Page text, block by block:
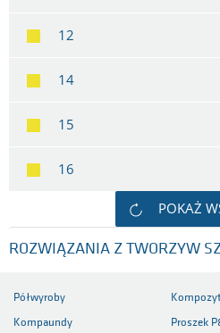
12
14
15
16
POKAŻ
ROZWIĄZANIA Z TWORZYW
Półwyroby
Kompaundy Proszek